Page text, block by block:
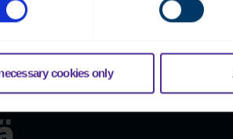
cookies only